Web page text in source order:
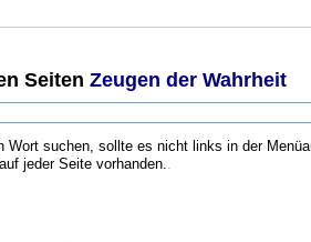
Seiten Zeugen der Wahrheit
Wort suchen, sollte es nicht links in der
jeder Seite vorhanden..